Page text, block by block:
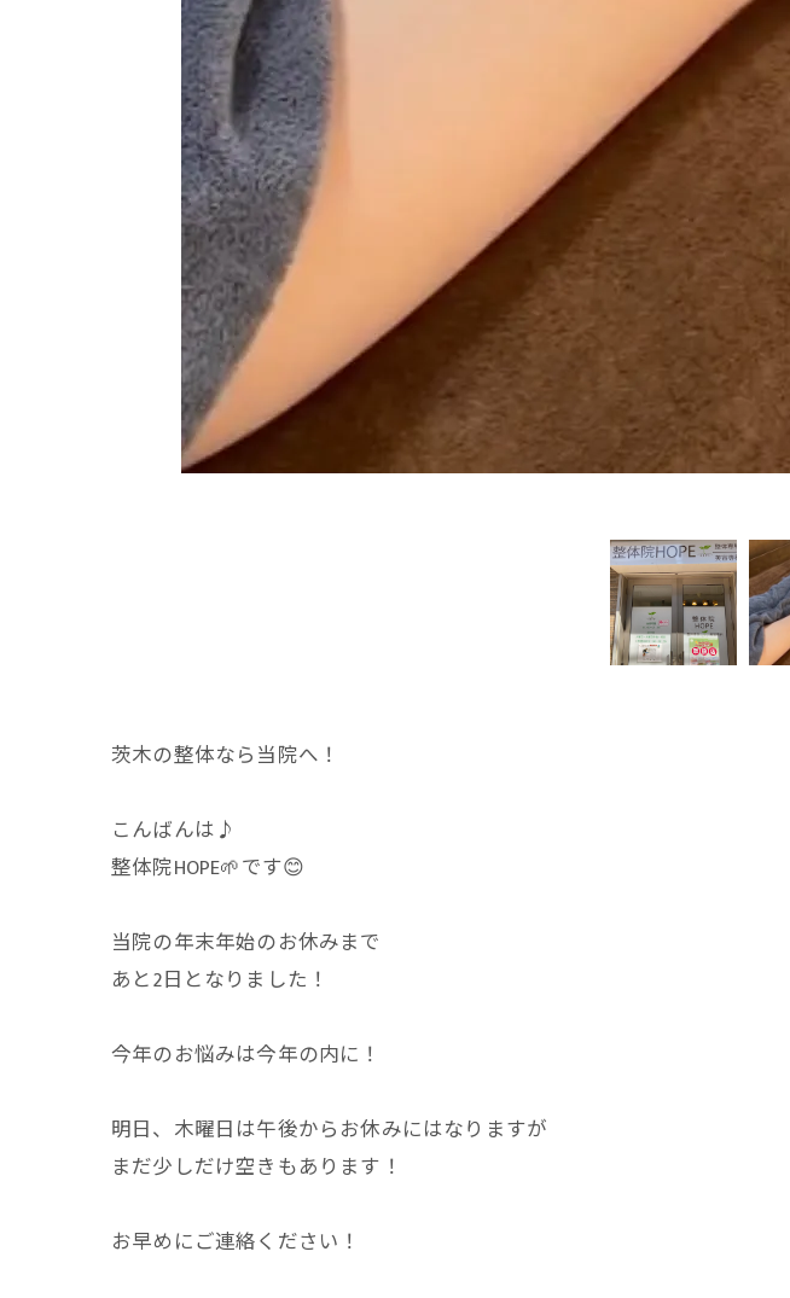
茨木の整体なら当院へ！
こんばんは♪
整体院HOPE🌱です😊
当院の年末年始のお休みまで
あと2日となりました！
今年のお悩みは今年の内に！
明日、木曜日は午後からお休みにはなりますが
まだ少しだけ空きもあります！
お早めにご連絡ください！